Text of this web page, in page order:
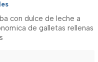
con dulce de leche a
de galletas rellenas